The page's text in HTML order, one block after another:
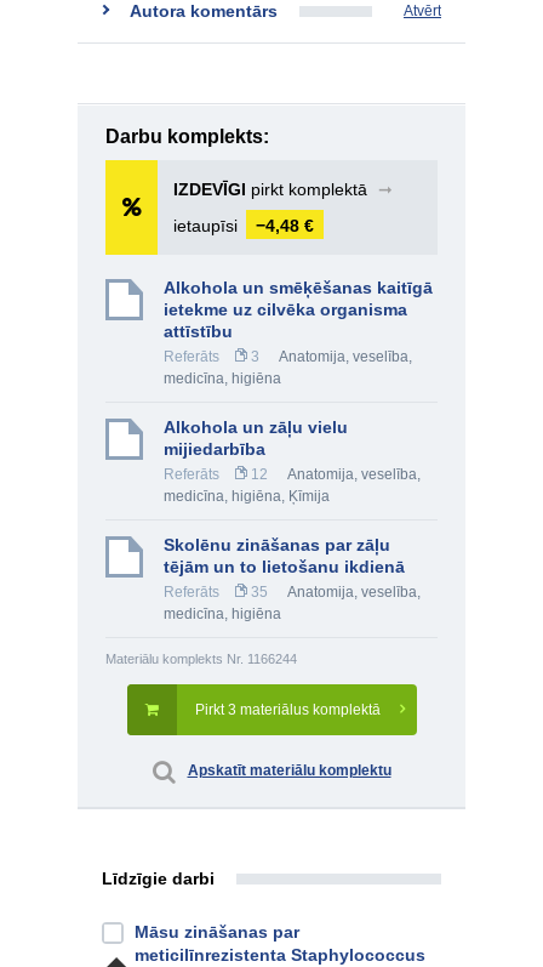
Autora komentārs Atvērt
Darbu komplekts:
IZDEVĪGI pirkt komplektā
➞
ietaupīsi
−4,48 €
Alkohola un smēķēšanas kaitīgā
ietekme uz cilvēka organisma
attīstību
Referāts 3
Anatomija, veselība,
medicīna, higiēna
Alkohola un zāļu vielu
mijiedarbība
Referāts 12
Anatomija, veselība,
medicīna, higiēna, Ķīmija
Skolēnu zināšanas par zāļu
tējām un to lietošanu ikdienā
Referāts 35
Anatomija, veselība,
medicīna, higiēna
Materiālu komplekts Nr. 1166244
Pirkt 3 materiālus komplektā
Apskatīt materiālu komplektu
Līdzīgie darbi
Māsu zināšanas par
meticilīnrezistenta Staphylococcus